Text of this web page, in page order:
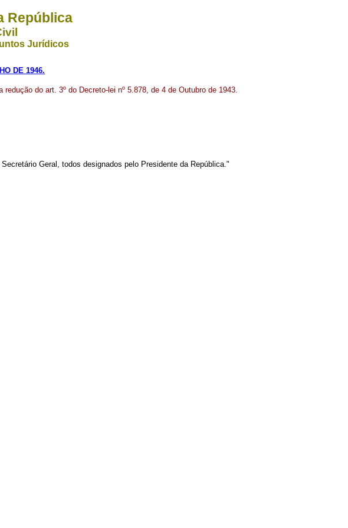
República
Jurídicos
DE 1946.
redução do art. 3º do Decreto-lei nº 5.878, de 4 de Outubro de 1943.
Geral, todos designados pelo Presidente da República."